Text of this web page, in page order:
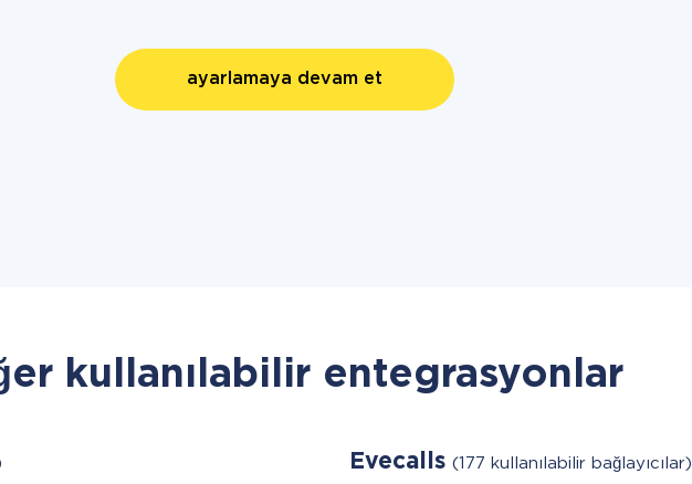
ayarlamaya devam et
kullanılabilir entegrasyonlar
Evecalls (177 kullanılabilir bağlayıcılar)